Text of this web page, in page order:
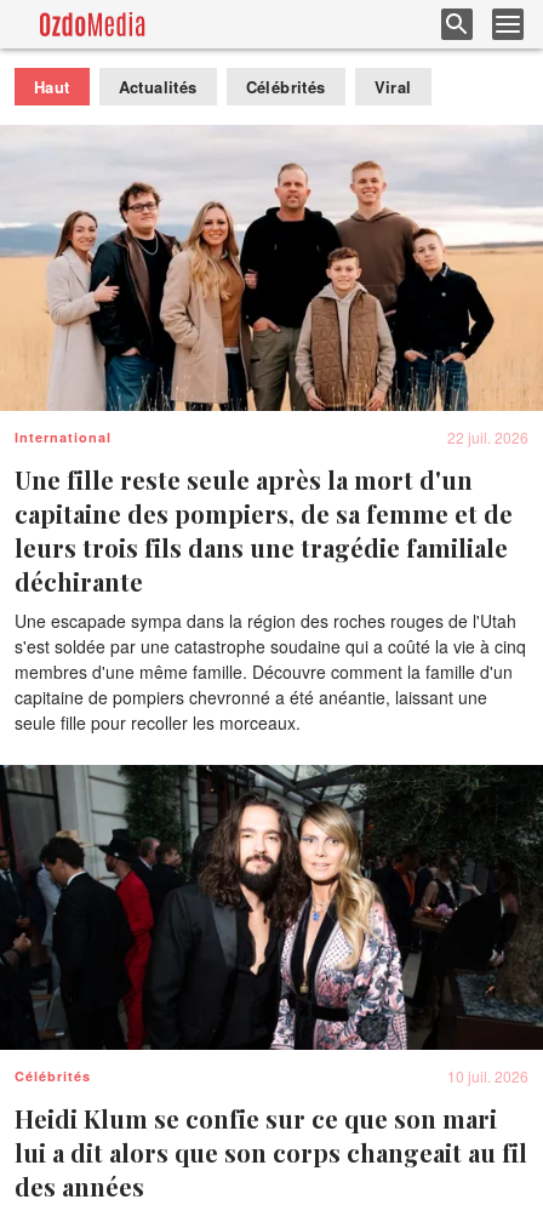
Haut Actualités Célébrités Viral
22 juil. 2026
International
Une fille reste seule après la mort d'un
capitaine des pompiers, de sa femme et de
leurs trois fils dans une tragédie familiale
déchirante
Une escapade sympa dans la région des roches rouges de l'Utah
s'est soldée par une catastrophe soudaine qui a coûté la vie à cinq
membres d'une même famille. Découvre comment la famille d'un
capitaine de pompiers chevronné a été anéantie, laissant une
seule fille pour recoller les morceaux.
10 juil. 2026
Célébrités
Heidi Klum se confie sur ce que son mari
lui a dit alors que son corps changeait au fil
des années